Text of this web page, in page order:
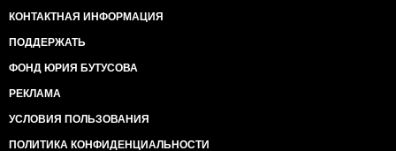
КОНТАКТНАЯ ИНФОРМАЦИЯ
ПОДДЕРЖАТЬ
ФОНД ЮРИЯ БУТУСОВА
РЕКЛАМА
УСЛОВИЯ ПОЛЬЗОВАНИЯ
ПОЛИТИКА КОНФИДЕНЦИАЛЬНОСТИ